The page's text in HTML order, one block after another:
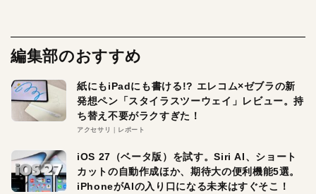
編集部のおすすめ
紙にもiPadにも書ける!? エレコム×ゼブラの新
発想ペン「スタイラスツーウェイ」レビュー。持
ち替え不要がラクすぎた！
アクセサリ レポート
iOS 27（ベータ版）を試す。Siri AI、ショート
カットの自動作成ほか、期待大の便利機能5選。
iPhoneがAIの入り口になる未来はすぐそこ！